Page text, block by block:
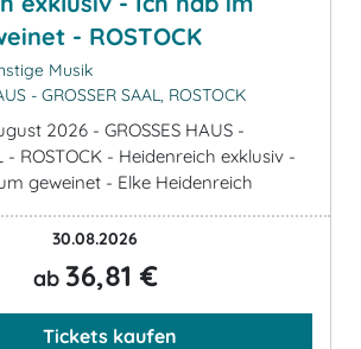
- ROSTOCK
Musik
- GROSSER SAAL, ROSTOCK
2026 - GROSSES HAUS -
- ROSTOCK - Heidenreich exklusiv -
geweinet - Elke Heidenreich
30.08.2026
ab 36,81 €
Tickets kaufen